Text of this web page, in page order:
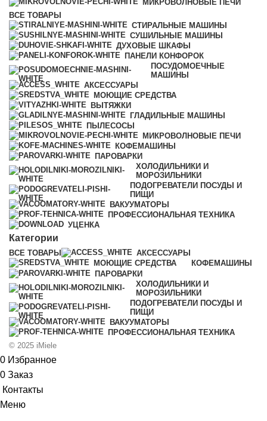
МИКРОВОЛНОВЫЕ ПЕЧИ
ВСЕ ТОВАРЫ
СТИРАЛЬНЫЕ МАШИНЫ
СУШИЛЬНЫЕ МАШИНЫ
ДУХОВЫЕ ШКАФЫ
ПАНЕЛИ КОНФОРОК
ПОСУДОМОЕЧНЫЕ
МАШИНЫ
АКСЕССУАРЫ
МОЮЩИЕ СРЕДСТВА
ВЫТЯЖКИ
ГЛАДИЛЬНЫЕ МАШИНЫ
ПЫЛЕСОСЫ
МИКРОВОЛНОВЫЕ ПЕЧИ
КОФЕМАШИНЫ
ПАРОВАРКИ
ХОЛОДИЛЬНИКИ И
МОРОЗИЛЬНИКИ
ПОДОГРЕВАТЕЛИ ПОСУДЫ И
ПИЩИ
ВАКУУМАТОРЫ
ПРОФЕССИОНАЛЬНАЯ ТЕХНИКА
УЦЕНКА
Категории
ВСЕ ТОВАРЫ
АКСЕССУАРЫ
МОЮЩИЕ СРЕДСТВА
КОФЕМАШИНЫ
ПАРОВАРКИ
ХОЛОДИЛЬНИКИ И
МОРОЗИЛЬНИКИ
ПОДОГРЕВАТЕЛИ ПОСУДЫ И
ПИЩИ
ВАКУУМАТОРЫ
ПРОФЕССИОНАЛЬНАЯ ТЕХНИКА
© 2025 iMiele
0 Избранное
0 Заказ
Контакты
Меню